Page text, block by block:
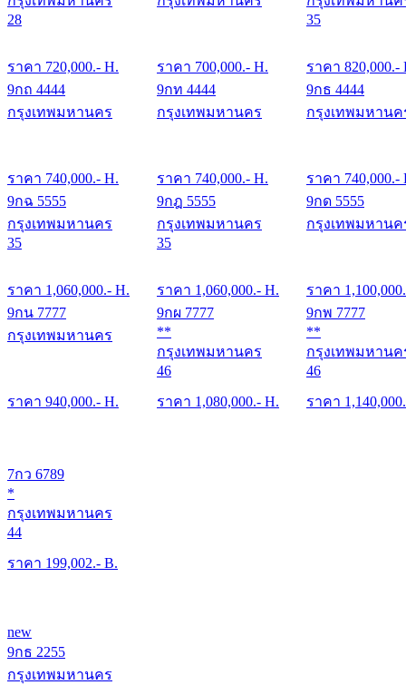
28
ราคา 720,000.- H. ราคา 700,000.- H.
35
ราคา 820,000.-
9กถ 4444
กรุงเทพมหานคร
ราคา 740,000.- H.
9กท 4444
กรุงเทพมหานคร
ราคา 740,000.- H.
9กธ 4444
กรุงเทพมหานค
ราคา 740,000.-
9กฉ 5555
กรุงเทพมหานคร
35
ราคา 1,060,000.- H.
9กฎ 5555
กรุงเทพมหานคร
35
ราคา 1,060,000.- H.
9กด 5555
กรุงเทพมหานค
ราคา 1,100,000
9กน 7777
กรุงเทพมหานคร
ราคา 940,000.- H.
9กผ 7777
**
กรุงเทพมหานคร
46
ราคา 1,080,000.- H.
9กพ 7777
**
กรุงเทพมหานค
46
ราคา 1,140,000
7กว 6789
*
กรุงเทพมหานคร
44
ราคา 199,002.- B.
new
9กธ 2255
กรุงเทพมหานคร